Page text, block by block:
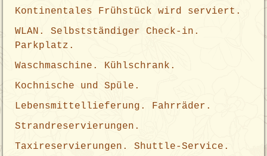
Kontinentales Frühstück wird serviert.
WLAN. Selbstständiger Check-in.
Parkplatz.
Waschmaschine. Kühlschrank.
Kochnische und Spüle.
Lebensmittellieferung. Fahrräder.
Strandreservierungen.
Taxireservierungen. Shuttle-Service.